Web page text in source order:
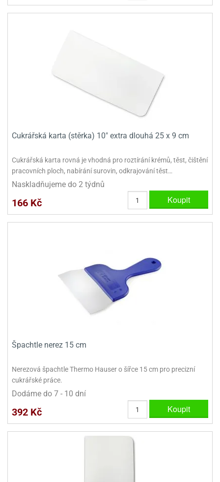
Cukrářská karta (stěrka) 10" extra dlouhá 25 x 9 cm
Cukrářská karta rovná je vhodná pro roztírání krémů, těst, čištění
pracovních ploch, nabírání surovin, odkrajování těst…
Naskladňujeme do 2 týdnů
166 Kč Koupit
Špachtle nerez 15 cm
Nerezová špachtle Thermo Hauser o šířce 15 cm pro precizní
cukrářské práce.
Dodáme do 7 - 10 dní
392 Kč Koupit